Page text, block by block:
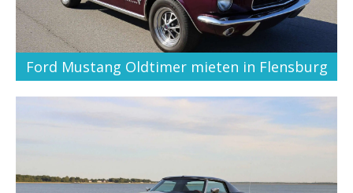
Ford Mustang Oldtimer mieten in Flensburg